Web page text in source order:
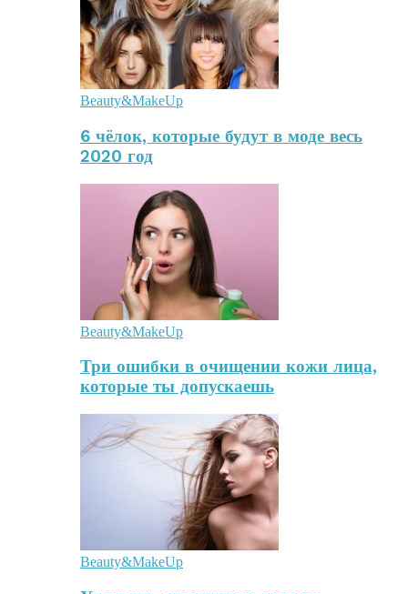
Beauty&MakeUp
6 чёлок, которые будут в моде весь
2020 год
Beauty&MakeUp
Три ошибки в очищении кожи лица,
которые ты допускаешь
Beauty&MakeUp